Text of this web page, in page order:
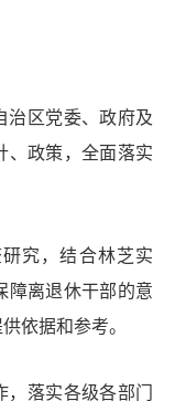
治区党委、政府及
、政策，全面落实
究，结合林芝实
障离退休干部的意
依据和参考。
落实各级各部门